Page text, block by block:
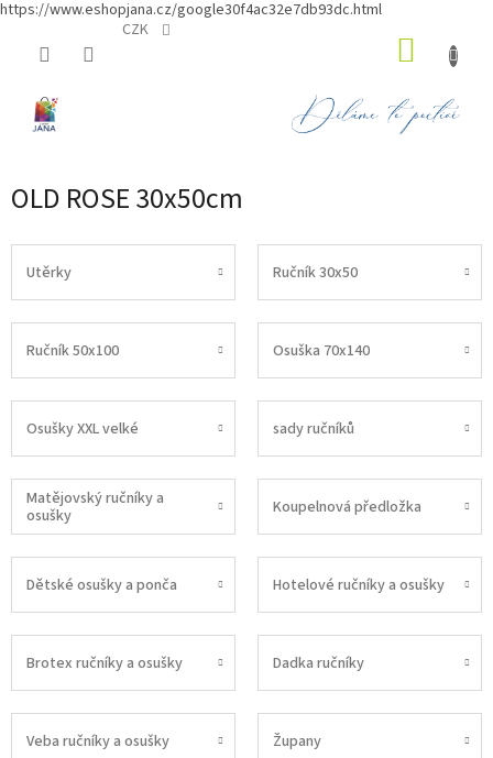
https://www.eshopjana.cz/google30f4ac32e7db93dc.html
CZK
OLD ROSE 30x50cm
Utěrky Ručník 30x50
Ručník 50x100 Osuška 70x140
Osušky XXL velké sady ručníků
Matějovský ručníky a
osušky
Koupelnová předložka
Dětské osušky a ponča Hotelové ručníky a osušky
Brotex ručníky a osušky Dadka ručníky
Veba ručníky a osušky Župany